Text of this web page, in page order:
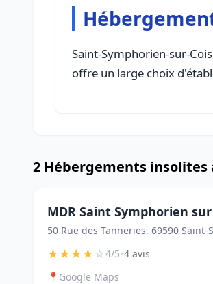
Saint-Symphorien-sur-
offre un large choix
2 Hébergements insolites
MDR Saint Symphorien
50 Rue des Tanneries, 69590
★★★★☆4/5•4 avis
📍 Google Maps